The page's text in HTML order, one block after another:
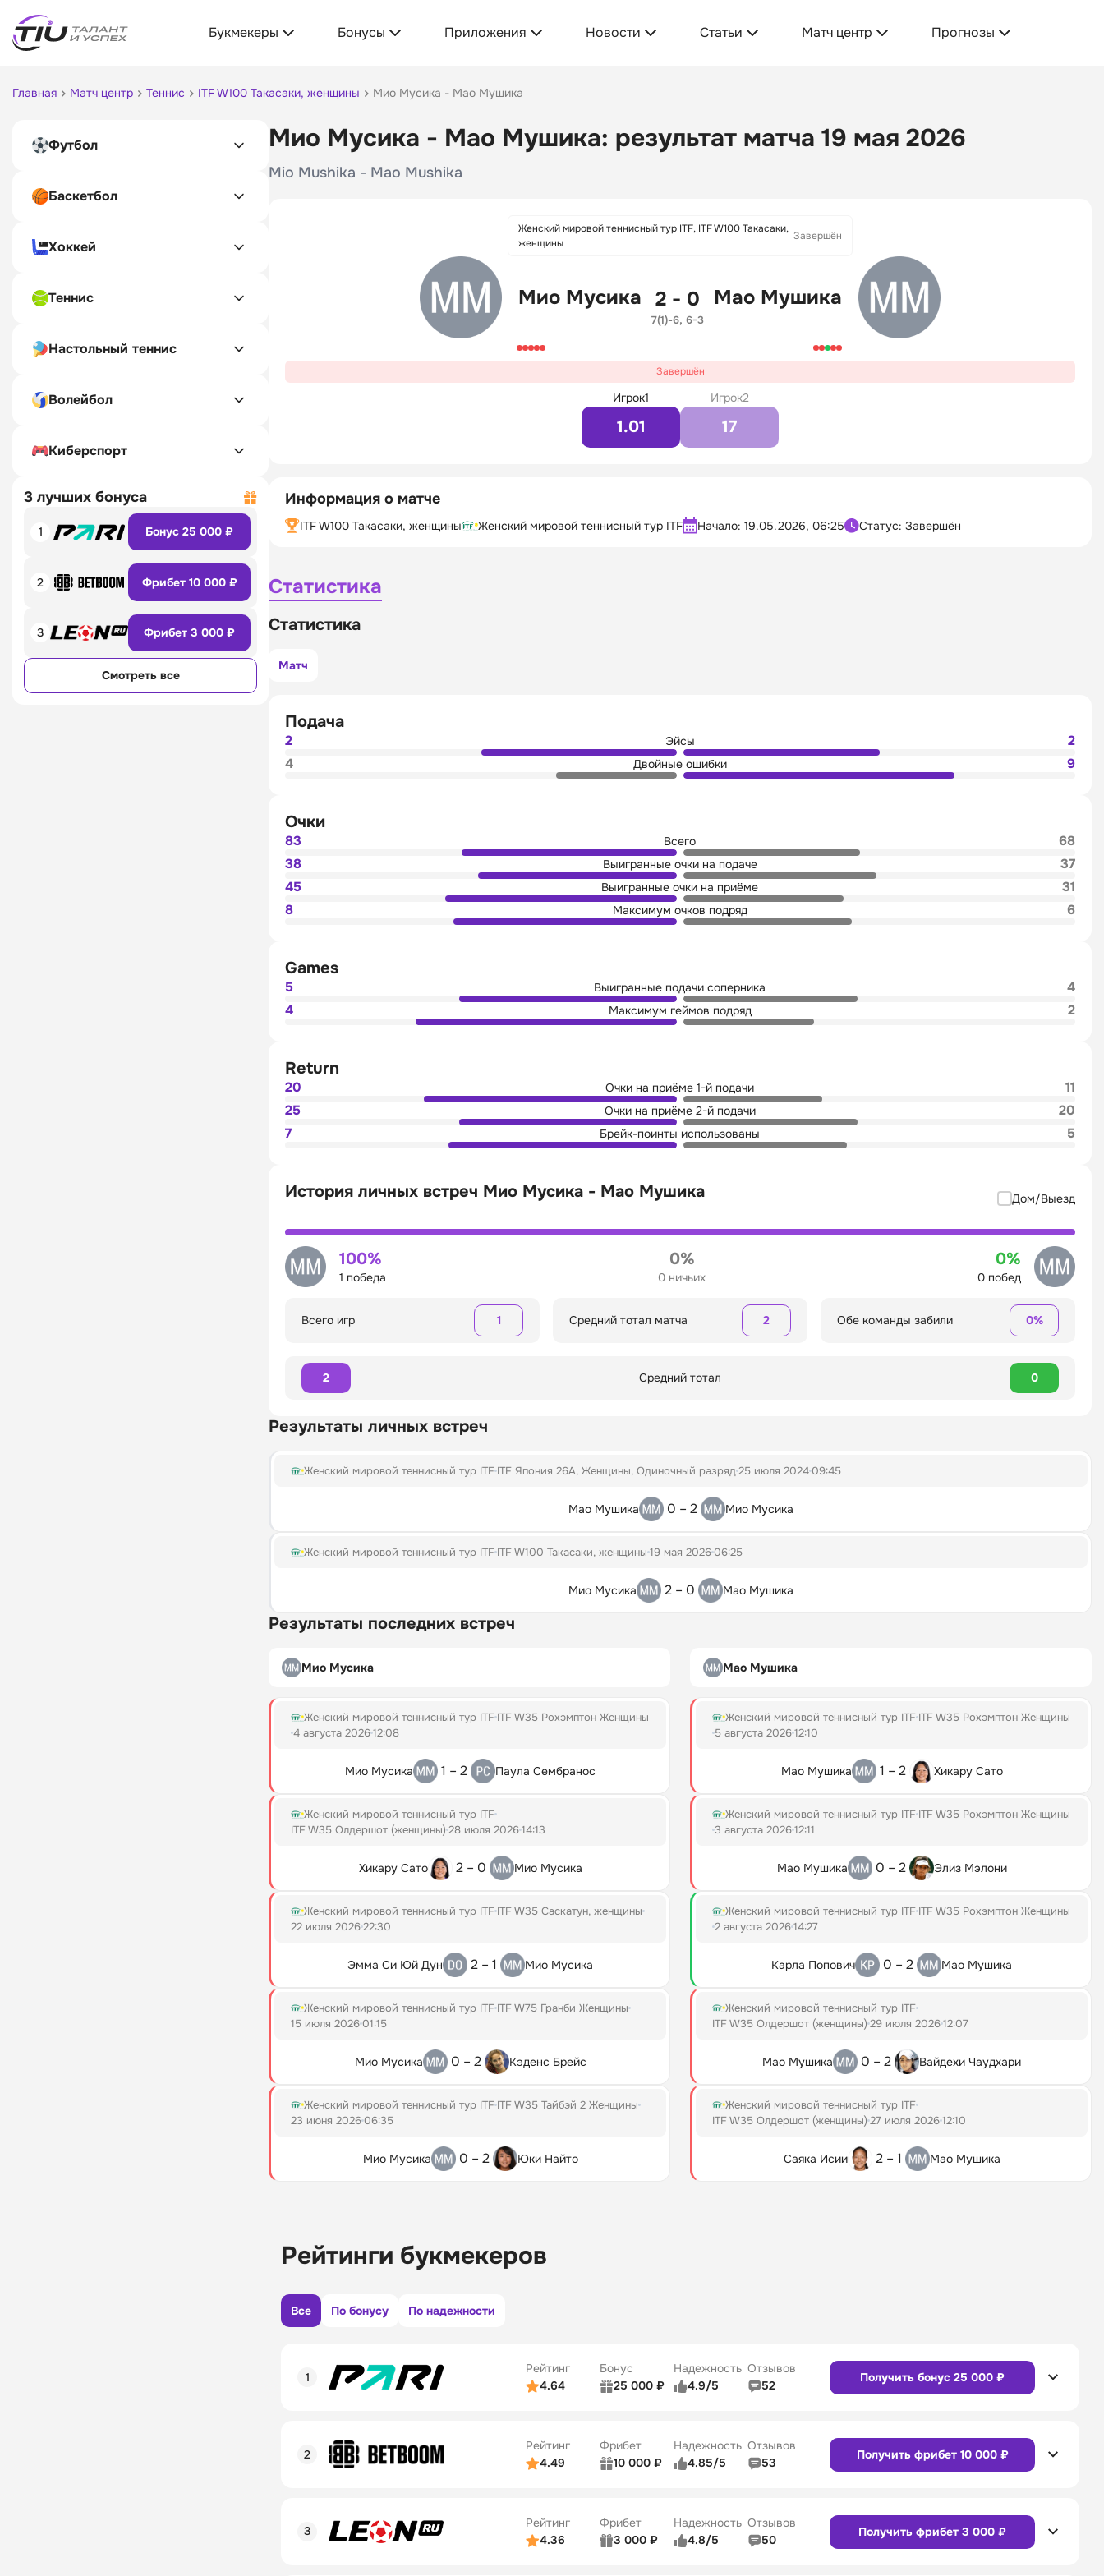
Букмекеры Бонусы Приложения Новости Статьи Матч центр Прогнозы
Главная Матч центр Теннис ITF W100 Такасаки, женщины Мио Мусика - Мао Мушика
Футбол
Баскетбол
Хоккей
Теннис
Настольный теннис
Волейбол
Киберспорт
3 лучших бонуса
1 Бонус 25 000 ₽
2 Фрибет 10 000 ₽
3 Фрибет 3 000 ₽
Смотреть все
Мио Мусика - Мао Мушика: результат матча 19 мая 2026
Mio Mushika - Mao Mushika
Женский мировой теннисный тур ITF, ITF W100 Такасаки,
женщины
Завершён
Мио Мусика 2 - 0
7(1)-6, 6-3
Мао Мушика
Завершён
Игрок1
1.01
Игрок2
17
Информация о матче
ITF W100 Такасаки, женщины Женский мировой теннисный тур ITF Начало: 19.05.2026, 06:25 Статус: Завершён
Статистика
Статистика
Матч
Подача
2 Эйсы
2
4
Двойные ошибки 9
Очки
83 Всего
68
38
Выигранные очки на подаче
37
45
Выигранные очки на приёме
31
8
Максимум очков подряд 6
Games
5 Выигранные подачи соперника
4
4
Максимум геймов подряд 2
Return
20 Очки на приёме 1-й подачи
11
25
Очки на приёме 2-й подачи
20
7
Брейк-поинты использованы 5
История личных встреч Мио Мусика - Мао Мушика Дом/Выезд
100%
1 победа
0%
0 ничьих
0%
0 побед
Всего игр 1 Средний тотал матча 2 Обе команды забили 0%
2 Средний тотал 0
Результаты личных встреч
Женский мировой теннисный тур ITF ITF Япония 26A, Женщины, Одиночный разряд25 июля 202409:45
Мао Мушика 0 – 2 Мио Мусика
Женский мировой теннисный тур ITF ITF W100 Такасаки, женщины 19 мая 202606:25
Мио Мусика 2 – 0 Мао Мушика
Результаты последних встреч
Мио Мусика
Женский мировой теннисный тур ITF ITF W35 Рохэмптон Женщины
4 августа 202612:08
Мио Мусика 1 – 2 Паула Сембранос
Женский мировой теннисный тур ITF
ITF W35 Олдершот (женщины) 28 июля 202614:13
Хикару Сато 2 – 0 Мио Мусика
Женский мировой теннисный тур ITF ITF W35 Саскатун, женщины
22 июля 202622:30
Эмма Си Юй Дун 2 – 1 Мио Мусика
Женский мировой теннисный тур ITF ITF W75 Гранби Женщины
15 июля 202601:15
Мио Мусика 0 – 2 Кэденс Брейс
Женский мировой теннисный тур ITF ITF W35 Тайбэй 2 Женщины
23 июня 202606:35
Мио Мусика 0 – 2 Юки Найто
Мао Мушика
Женский мировой теннисный тур ITF ITF W35 Рохэмптон Женщины
5 августа 202612:10
Мао Мушика 1 – 2 Хикару Сато
Женский мировой теннисный тур ITF ITF W35 Рохэмптон Женщины
3 августа 202612:11
Мао Мушика 0 – 2 Элиз Мэлони
Женский мировой теннисный тур ITF ITF W35 Рохэмптон Женщины
2 августа 202614:27
Карла Попович 0 – 2 Мао Мушика
Женский мировой теннисный тур ITF
ITF W35 Олдершот (женщины) 29 июля 202612:07
Мао Мушика 0 – 2 Вайдехи Чаудхари
Женский мировой теннисный тур ITF
ITF W35 Олдершот (женщины) 27 июля 202612:10
Саяка Исии 2 – 1 Мао Мушика
Рейтинги букмекеров
Все По бонусу По надежности
Рейтинг
4.64
Бонус
25 000 ₽
Надежность
4.9/5
Отзывов
52
Получить бонус 25 000 ₽
Бонусы и акции
5/5
Сайт Приложение
Рейтинг
4.49
Фрибет
10 000 ₽
Надежность
4.85/5
Отзывов
53
Получить фрибет 10 000 ₽
Бонусы и акции
5/5
Рейтинг
4.36
Фрибет
3 000 ₽
Надежность
4.8/5
Отзывов
50
Получить фрибет 3 000 ₽